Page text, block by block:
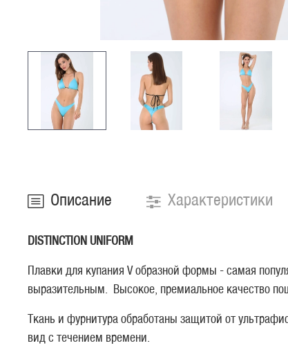
Описание Характеристики
DISTINCTION UNIFORM
Плавки для купания V образной формы - самая
выразительным. Высокое, премиальное качество
Ткань и фурнитура обработаны защитой от
вид с течением времени.